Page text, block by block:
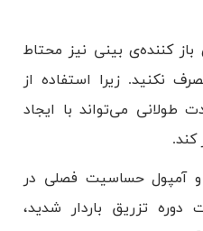
باز کننده‌ی بینی نیز محتاط
نکنید. زیرا استفاده از
طولانی‌ می‌تواند با ایجاد
کند.
و آمپول حساسیت فصلی در
دوره تزریق باردار شدید،